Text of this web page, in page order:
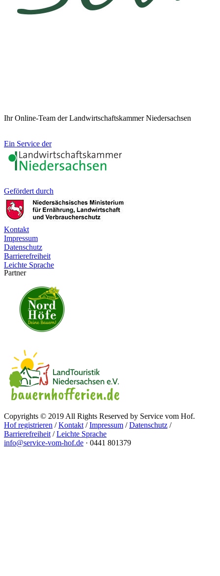
Ihr Online-Team der Landwirtschaftskammer Niedersachsen
Ein Service der
Gefördert durch
Kontakt
Impressum
Datenschutz
Barrierefreiheit
Leichte Sprache
Partner
Copyrights © 2019 All Rights Reserved by Service vom Hof.
Hof registrieren /Kontakt /Impressum /Datenschutz /
Barrierefreiheit /Leichte Sprache
info@service-vom-hof.de · 0441 801379